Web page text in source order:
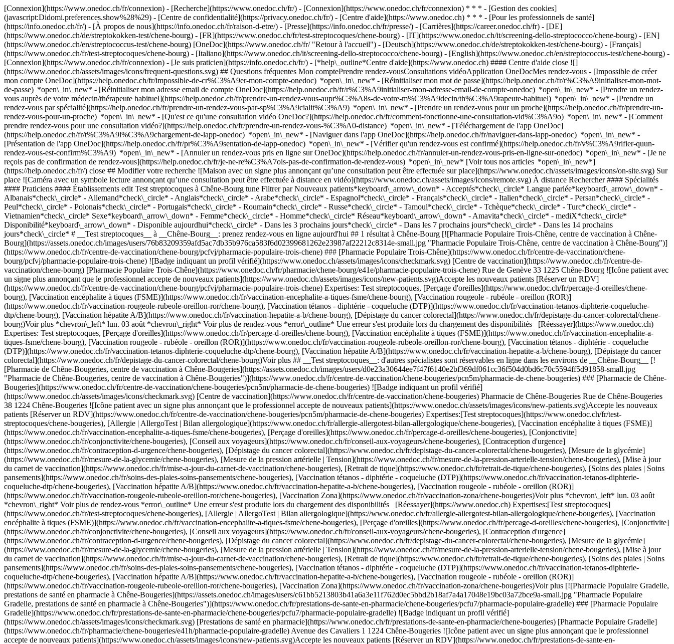
[Connexion](https://www.onedoc.ch/fr/connexion) - [Recherche](https://www.onedoc.ch/fr/) - [Connexion](https://www.onedoc.ch/fr/connexion) * * * - [Gestion des cookies]
(javascript:Didomi.preferences.show%28%29) - [Centre de confidentialité](https://privacy.onedoc.ch/fr/) - [Centre d'aide](https://www.onedoc.ch) * * * - [Pour les professionnels de santé]
(https://info.onedoc.ch/fr/) - [À propos de nous](https://info.onedoc.ch/fr/raison-d-etre/) - [Presse](https://info.onedoc.ch/fr/presse/) - [Carrières](https://career.onedoc.ch/fr) - [DE]
(https://www.onedoc.ch/de/streptokokken-test/chene-bourg) - [FR](https://www.onedoc.ch/fr/test-streptocoques/chene-bourg) - [IT](https://www.onedoc.ch/it/screening-dello-streptococco/chene-bourg) - [EN]
(https://www.onedoc.ch/en/streptococcus-test/chene-bourg) [OneDoc](https://www.onedoc.ch/fr/ "Retour à l'accueil") - [Deutsch](https://www.onedoc.ch/de/streptokokken-test/chene-bourg) - [Français]
(https://www.onedoc.ch/fr/test-streptocoques/chene-bourg) - [Italiano](https://www.onedoc.ch/it/screening-dello-streptococco/chene-bourg) - [English](https://www.onedoc.ch/en/streptococcus-test/chene-bourg) -
[Connexion](https://www.onedoc.ch/fr/connexion) - [Je suis praticien](https://info.onedoc.ch/fr/) - [*help\_outline*Centre d'aide](https://www.onedoc.ch) #### Centre d'aide close ![]
(https://www.onedoc.ch/assets/images/icons/frequent-questions.svg) ## Questions fréquentes Mon comptePrendre rendez-vousConsultations vidéoApplication OneDocMes rendez-vous - [Impossible de créer
mon compte OneDoc](https://help.onedoc.ch/fr/impossible-de-cr%C3%A9er-mon-compte-onedoc) *open\_in\_new* - [Réinitialiser mon mot de passe](https://help.onedoc.ch/fr/r%C3%A9initialiser-mon-mot-
de-passe) *open\_in\_new* - [Réinitialiser mon adresse email de compte OneDoc](https://help.onedoc.ch/fr/r%C3%A9initialiser-mon-adresse-email-de-compte-onedoc) *open\_in\_new* - [Prendre un rendez-
vous auprès de votre médecin/thérapeute habituel](https://help.onedoc.ch/fr/prendre-un-rendez-vous-aupr%C3%A8s-de-votre-m%C3%A9decin/th%C3%A9rapeute-habituel) *open\_in\_new* - [Prendre un
rendez-vous par spécialité](https://help.onedoc.ch/fr/prendre-un-rendez-vous-par-sp%C3%A9cialit%C3%A9) *open\_in\_new* - [Prendre un rendez-vous pour un proche](https://help.onedoc.ch/fr/prendre-un-
rendez-vous-pour-un-proche) *open\_in\_new* - [Qu'est ce qu'une consultation vidéo OneDoc?](https://help.onedoc.ch/fr/comment-fonctionne-une-consultation-vid%C3%A9o) *open\_in\_new* - [Comment
prendre rendez-vous pour une consultation vidéo?](https://help.onedoc.ch/fr/prendre-un-rendez-vous-%C3%A0-distance) *open\_in\_new* - [Téléchargement de l'app OneDoc]
(https://help.onedoc.ch/fr/t%C3%A9l%C3%A9chargement-de-lapp-onedoc) *open\_in\_new* - [Naviguer dans l'app OneDoc](https://help.onedoc.ch/fr/naviguer-dans-lapp-onedoc) *open\_in\_new* -
[Présentation de l'app OneDoc](https://help.onedoc.ch/fr/pr%C3%A9sentation-de-lapp-onedoc) *open\_in\_new* - [Vérifier qu'un rendez-vous est confirmé](https://help.onedoc.ch/fr/v%C3%A9rifier-quun-rendez-vous-est-confirm%C3%A9) *open\_in\_new* - [Annuler un rendez-vous pris en ligne sur OneDoc](https://help.onedoc.ch/fr/annuler-un-rendez-vous-pris-en-ligne-sur-onedoc) *open\_in\_new* - [Je ne reçois pas de confirmation de rendez-vous](https://help.onedoc.ch/fr/je-ne-re%C3%A7ois-pas-de-confirmation-de-rendez-vous) *open\_in\_new* [Voir tous nos articles *open\_in\_new*](https://help.onedoc.ch/fr/) close ## Modifier votre recherche ![Maison avec un signe plus annonçant qu’une consultation peut être effectuée sur place](https://www.onedoc.ch/assets/images/icons/on-site.svg) Sur place ![Caméra avec un symbole lecture annonçant qu’une consultation peut être effectuée à distance en vidéo](https://www.onedoc.ch/assets/images/icons/remote.svg) À distance Rechercher #### Spécialités #### Praticiens #### Établissements edit Test streptocoques à Chêne-Bourg tune Filtrer par Nouveaux patients*keyboard\_arrow\_down* - Acceptés*check\_circle* Langue parlée*keyboard\_arrow\_down* - Albanais*check\_circle* - Allemand*check\_circle* - Anglais*check\_circle* - Arabe*check\_circle* - Espagnol*check\_circle* - Français*check\_circle* - Italien*check\_circle* - Persan*check\_circle* - Peul*check\_circle* - Polonais*check\_circle* - Portugais*check\_circle* - Roumain*check\_circle* - Russe*check\_circle* - Tamoul*check\_circle* - Tchèque*check\_circle* - Turc*check\_circle* - Vietnamien*check\_circle* Sexe*keyboard\_arrow\_down* - Femme*check\_circle* - Homme*check\_circle* Réseau*keyboard\_arrow\_down* - Amavita*check\_circle* - mediX*check\_circle* Disponibilité*keyboard\_arrow\_down* - Disponible aujourdhui*check\_circle* - Dans les 3 prochains jours*check\_circle* - Dans les 7 prochains jours*check\_circle* - Dans les 14 prochains jours*check\_circle* # __Test streptocoques__ à __Chêne-Bourg__: prenez rendez-vous en ligne aujourd'hui ## 1 résultat à Chêne-Bourg [![Pharmacie Populaire Trois-Chêne, centre de vaccination à Chêne-Bourg](https://assets.onedoc.ch/images/users/76b83209359afd5ac7db35b976ca583f6d02399681262e23987af22212c8314e-small.jpg "Pharmacie Populaire Trois-Chêne, centre de vaccination à Chêne-Bourg")](https://www.onedoc.ch/fr/centre-de-vaccination/chene-bourg/pcfvj/pharmacie-populaire-trois-chene) ### [Pharmacie Populaire Trois-Chêne](https://www.onedoc.ch/fr/centre-de-vaccination/chene-bourg/pcfvj/pharmacie-populaire-trois-chene) ![Badge indiquant un profil vérifié](https://www.onedoc.ch/assets/images/icons/checkmark.svg) [Centre de vaccination](https://www.onedoc.ch/fr/centre-de-vaccination/chene-bourg) [Pharmacie Populaire Trois-Chêne](https://www.onedoc.ch/fr/pharmacie/chene-bourg/e41e/pharmacie-populaire-trois-chene) Rue de Genève 33 1225 Chêne-Bourg ![Icône patient avec un signe plus annonçant que le professionnel accepte de nouveaux patients](https://www.onedoc.ch/assets/images/icons/new-patients.svg)Accepte les nouveaux patients [Réserver un RDV](https://www.onedoc.ch/fr/centre-de-vaccination/chene-bourg/pcfvj/pharmacie-populaire-trois-chene) Expertises: Test streptocoques, [Perçage d'oreilles](https://www.onedoc.ch/fr/percage-d-oreilles/chene-bourg), [Vaccination encéphalite à tiques (FSME)](https://www.onedoc.ch/fr/vaccination-encephalite-a-tiques-fsme/chene-bourg), [Vaccination rougeole - rubéole - oreillon (ROR)](https://www.onedoc.ch/fr/vaccination-rougeole-rubeole-oreillon-ror/chene-bourg), [Vaccination tétanos - diphtérie - coqueluche (DTP)](https://www.onedoc.ch/fr/vaccination-tetanos-diphterie-coqueluche-dtp/chene-bourg), [Vaccination hépatite A/B](https://www.onedoc.ch/fr/vaccination-hepatite-a-b/chene-bourg), [Dépistage du cancer colorectal](https://www.onedoc.ch/fr/depistage-du-cancer-colorectal/chene-bourg)Voir plus *chevron\_left* lun. 03 août *chevron\_right* Voir plus de rendez-vous *error\_outline* Une erreur s'est produite lors du chargement des disponibilités [Réessayer](https://www.onedoc.ch) Expertises: Test streptocoques, [Perçage d'oreilles](https://www.onedoc.ch/fr/percage-d-oreilles/chene-bourg), [Vaccination encéphalite à tiques (FSME)](https://www.onedoc.ch/fr/vaccination-encephalite-a-tiques-fsme/chene-bourg), [Vaccination rougeole - rubéole - oreillon (ROR)](https://www.onedoc.ch/fr/vaccination-rougeole-rubeole-oreillon-ror/chene-bourg), [Vaccination tétanos - diphtérie - coqueluche (DTP)](https://www.onedoc.ch/fr/vaccination-tetanos-diphterie-coqueluche-dtp/chene-bourg), [Vaccination hépatite A/B](https://www.onedoc.ch/fr/vaccination-hepatite-a-b/chene-bourg), [Dépistage du cancer colorectal](https://www.onedoc.ch/fr/depistage-du-cancer-colorectal/chene-bourg)Voir plus ## __Test streptocoques__: d'autres spécialistes sont réservables en ligne dans les environs de __Chêne-Bourg__ [![Pharmacie de Chêne-Bougeries, centre de vaccination à Chêne-Bougeries](https://assets.onedoc.ch/images/users/d0e23a30644ee7f47f6140e2bf369df061cc36f504d0bd6c70c5594ff5d91858-small.jpg "Pharmacie de Chêne-Bougeries, centre de vaccination à Chêne-Bougeries")](https://www.onedoc.ch/fr/centre-de-vaccination/chene-bougeries/pcn5m/pharmacie-de-chene-bougeries) ### [Pharmacie de Chêne-Bougeries](https://www.onedoc.ch/fr/centre-de-vaccination/chene-bougeries/pcn5m/pharmacie-de-chene-bougeries) ![Badge indiquant un profil vérifié](https://www.onedoc.ch/assets/images/icons/checkmark.svg) [Centre de vaccination](https://www.onedoc.ch/fr/centre-de-vaccination/chene-bougeries) Pharmacie de Chêne-Bougeries Rue de Chêne-Bougeries 38 1224 Chêne-Bougeries ![Icône patient avec un signe plus annonçant que le professionnel accepte de nouveaux patients](https://www.onedoc.ch/assets/images/icons/new-patients.svg)Accepte les nouveaux patients [Réserver un RDV](https://www.onedoc.ch/fr/centre-de-vaccination/chene-bougeries/pcn5m/pharmacie-de-chene-bougeries) Expertises:[Test streptocoques](https://www.onedoc.ch/fr/test-streptocoques/chene-bougeries), [Allergie | AllergoTest | Bilan allergologique](https://www.onedoc.ch/fr/allergie-allergotest-bilan-allergologique/chene-bougeries), [Vaccination encéphalite à tiques (FSME)](https://www.onedoc.ch/fr/vaccination-encephalite-a-tiques-fsme/chene-bougeries), [Perçage d'oreilles](https://www.onedoc.ch/fr/percage-d-oreilles/chene-bougeries), [Conjonctivite](https://www.onedoc.ch/fr/conjonctivite/chene-bougeries), [Conseil aux voyageurs](https://www.onedoc.ch/fr/conseil-aux-voyageurs/chene-bougeries), [Contraception d'urgence](https://www.onedoc.ch/fr/contraception-d-urgence/chene-bougeries), [Dépistage du cancer colorectal](https://www.onedoc.ch/fr/depistage-du-cancer-colorectal/chene-bougeries), [Mesure de la glycémie](https://www.onedoc.ch/fr/mesure-de-la-glycemie/chene-bougeries), [Mesure de la pression artérielle | Tension](https://www.onedoc.ch/fr/mesure-de-la-pression-arterielle-tension/chene-bougeries), [Mise à jour du carnet de vaccination](https://www.onedoc.ch/fr/mise-a-jour-du-carnet-de-vaccination/chene-bougeries), [Retrait de tique](https://www.onedoc.ch/fr/retrait-de-tique/chene-bougeries), [Soins des plaies | Soins pansements](https://www.onedoc.ch/fr/soins-des-plaies-soins-pansements/chene-bougeries), [Vaccination tétanos - diphtérie - coqueluche (DTP)](https://www.onedoc.ch/fr/vaccination-tetanos-diphterie-coqueluche-dtp/chene-bougeries), [Vaccination hépatite A/B](https://www.onedoc.ch/fr/vaccination-hepatite-a-b/chene-bougeries), [Vaccination rougeole - rubéole - oreillon (ROR)](https://www.onedoc.ch/fr/vaccination-rougeole-rubeole-oreillon-ror/chene-bougeries), [Vaccination Zona](https://www.onedoc.ch/fr/vaccination-zona/chene-bougeries)Voir plus *chevron\_left* lun. 03 août *chevron\_right* Voir plus de rendez-vous *error\_outline* Une erreur s'est produite lors du chargement des disponibilités [Réessayer](https://www.onedoc.ch) Expertises:[Test streptocoques](https://www.onedoc.ch/fr/test-streptocoques/chene-bougeries), [Allergie | AllergoTest | Bilan allergologique](https://www.onedoc.ch/fr/allergie-allergotest-bilan-allergologique/chene-bougeries), [Vaccination encéphalite à tiques (FSME)](https://www.onedoc.ch/fr/vaccination-encephalite-a-tiques-fsme/chene-bougeries), [Perçage d'oreilles](https://www.onedoc.ch/fr/percage-d-oreilles/chene-bougeries), [Conjonctivite](https://www.onedoc.ch/fr/conjonctivite/chene-bougeries), [Conseil aux voyageurs](https://www.onedoc.ch/fr/conseil-aux-voyageurs/chene-bougeries), [Contraception d'urgence](https://www.onedoc.ch/fr/contraception-d-urgence/chene-bougeries), [Dépistage du cancer colorectal](https://www.onedoc.ch/fr/depistage-du-cancer-colorectal/chene-bougeries), [Mesure de la glycémie](https://www.onedoc.ch/fr/mesure-de-la-glycemie/chene-bougeries), [Mesure de la pression artérielle | Tension](https://www.onedoc.ch/fr/mesure-de-la-pression-arterielle-tension/chene-bougeries), [Mise à jour du carnet de vaccination](https://www.onedoc.ch/fr/mise-a-jour-du-carnet-de-vaccination/chene-bougeries), [Retrait de tique](https://www.onedoc.ch/fr/retrait-de-tique/chene-bougeries), [Soins des plaies | Soins pansements](https://www.onedoc.ch/fr/soins-des-plaies-soins-pansements/chene-bougeries), [Vaccination tétanos - diphtérie - coqueluche (DTP)](https://www.onedoc.ch/fr/vaccination-tetanos-diphterie-coqueluche-dtp/chene-bougeries), [Vaccination hépatite A/B](https://www.onedoc.ch/fr/vaccination-hepatite-a-b/chene-bougeries), [Vaccination rougeole - rubéole - oreillon (ROR)](https://www.onedoc.ch/fr/vaccination-rougeole-rubeole-oreillon-ror/chene-bougeries), [Vaccination Zona](https://www.onedoc.ch/fr/vaccination-zona/chene-bougeries)Voir plus [![Pharmacie Populaire Gradelle, prestations de santé en pharmacie à Chêne-Bougeries](https://assets.onedoc.ch/images/users/c61bb5213803b41a6a3e11f762d0ec5bbd2b18af7a4a17048e19bc03a72bce9a-small.jpg "Pharmacie Populaire Gradelle, prestations de santé en pharmacie à Chêne-Bougeries")](https://www.onedoc.ch/fr/prestations-d